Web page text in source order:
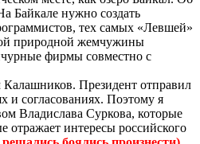
Байкале нужно создать
тех самых «Левшей»
природной жемчужины
фирмы совместно с
Президент отправил
и согласованиях. Поэтому я
Владислава Суркова, которые
отражает интересы российского